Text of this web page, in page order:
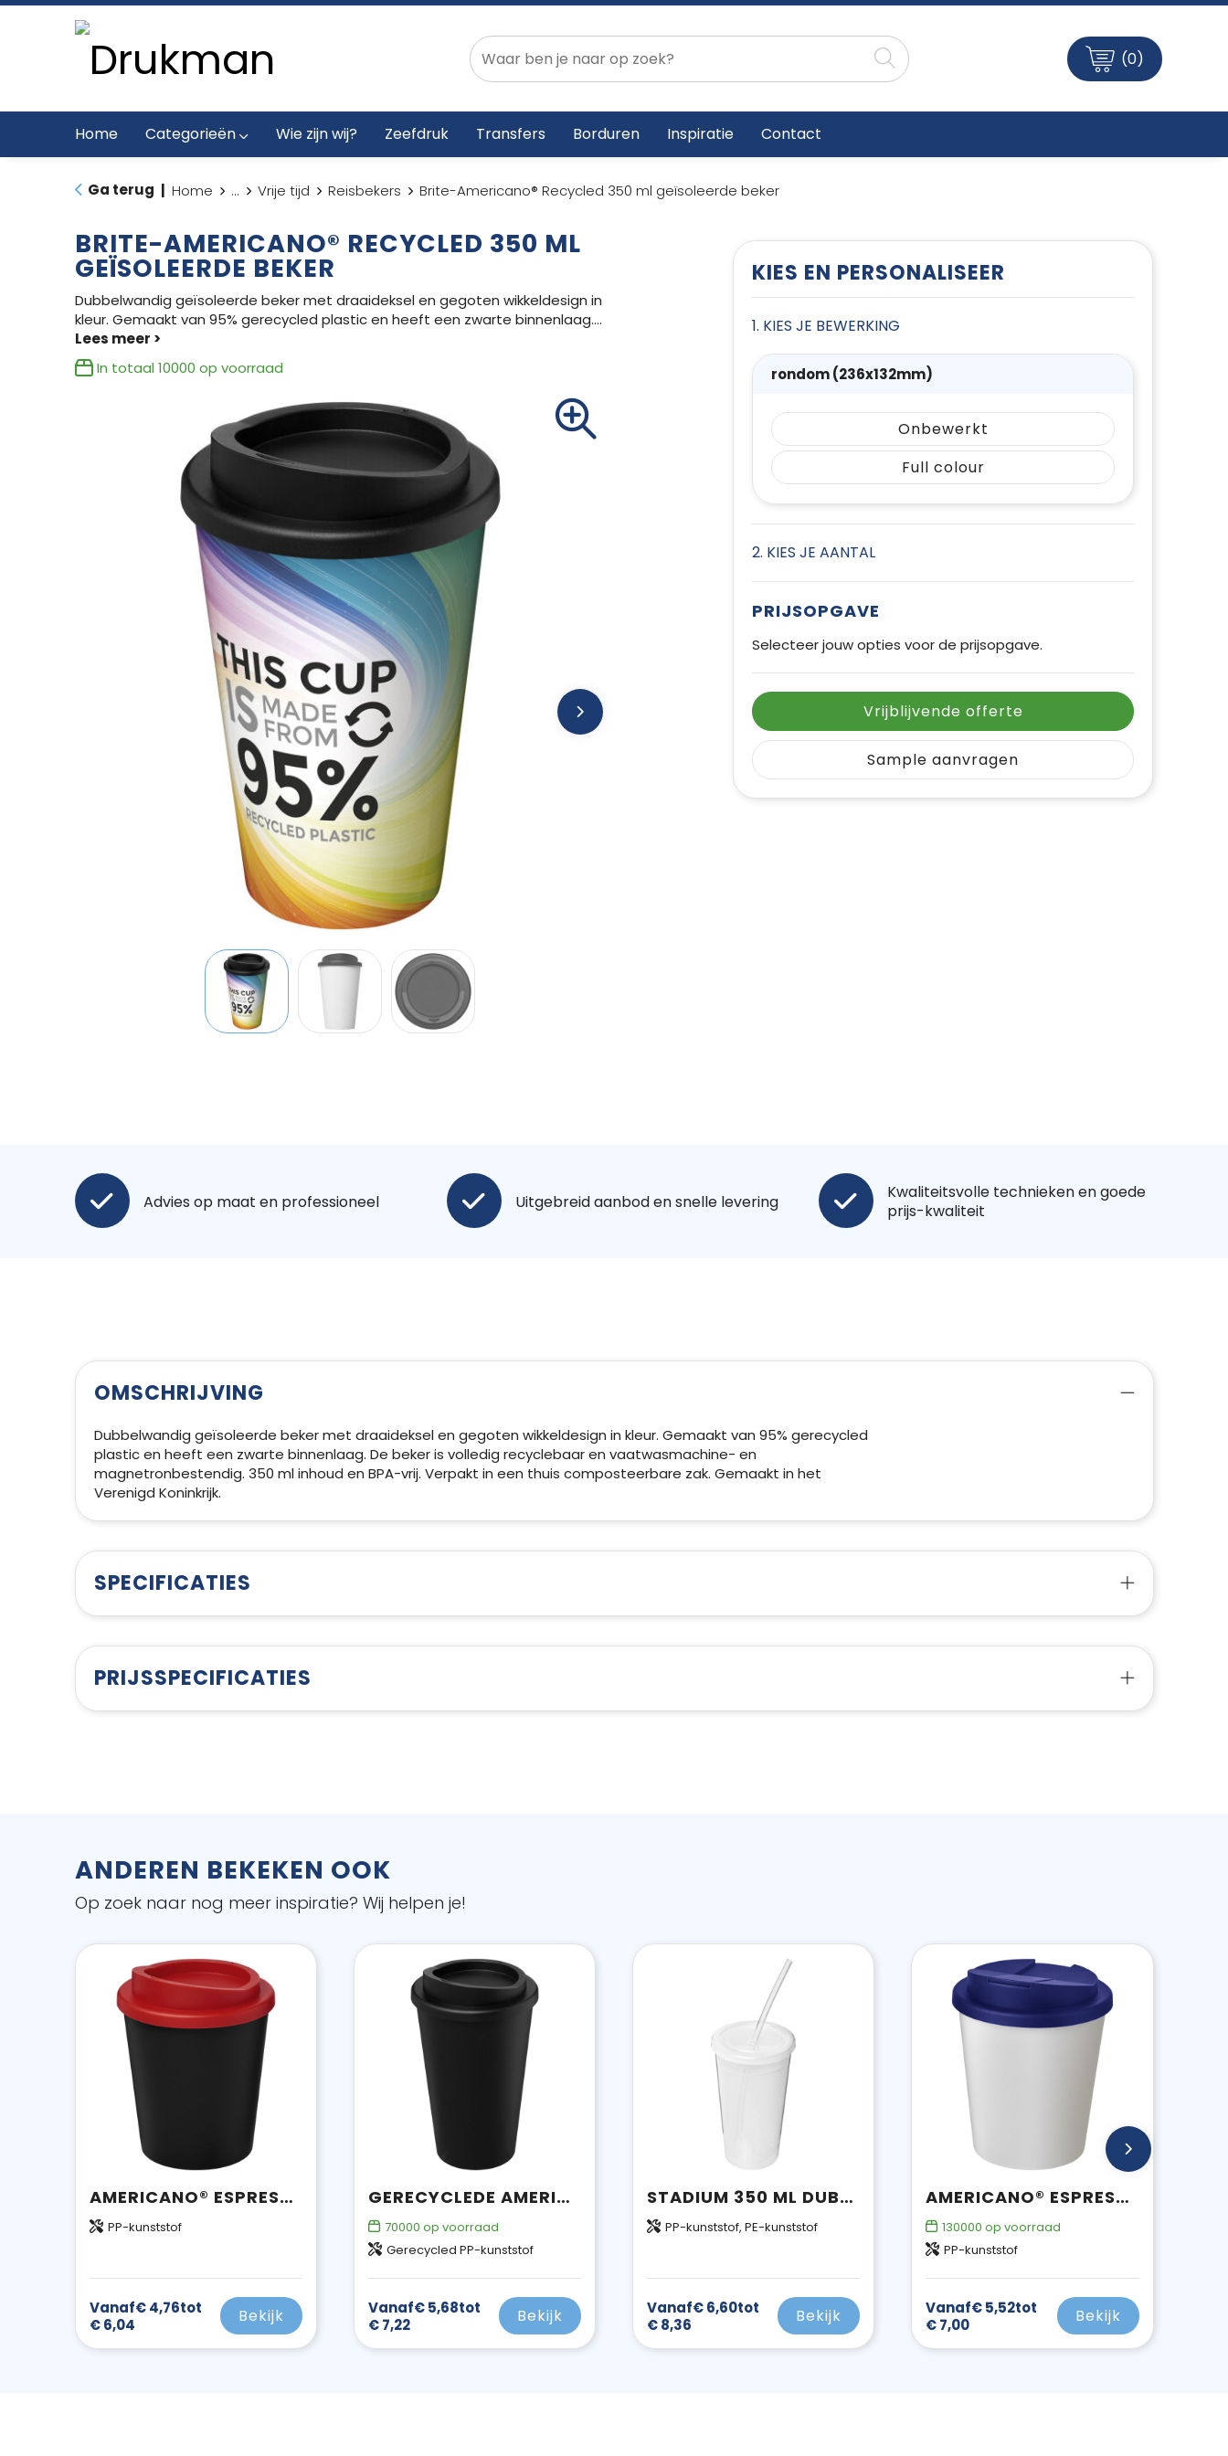
(0)
Home Categorieën Wie zijn wij? Zeefdruk Transfers Borduren Inspiratie Contact
Ga terug Home ... Vrije tijd Reisbekers Brite-Americano® Recycled 350 ml geïsoleerde beker
BRITE-AMERICANO® RECYCLED 350 ML
GEÏSOLEERDE BEKER
Dubbelwandig geïsoleerde beker met draaideksel en gegoten wikkeldesign in
kleur. Gemaakt van 95% gerecycled plastic en heeft een zwarte binnenlaag....
In totaal 10000 op voorraad
KIES EN PERSONALISEER
1. KIES JE BEWERKING
rondom (236x132mm)
Onbewerkt
Full colour
2. KIES JE AANTAL
PRIJSOPGAVE
Selecteer jouw opties voor de prijsopgave.
Vrijblijvende offerte
Sample aanvragen
Advies op maat en professioneel Uitgebreid aanbod en snelle levering
Kwaliteitsvolle technieken en goede
prijs-kwaliteit
OMSCHRIJVING
Dubbelwandig geïsoleerde beker met draaideksel en gegoten wikkeldesign in kleur. Gemaakt van 95% gerecycled
plastic en heeft een zwarte binnenlaag. De beker is volledig recyclebaar en vaatwasmachine- en
magnetronbestendig. 350 ml inhoud en BPA-vrij. Verpakt in een thuis composteerbare zak. Gemaakt in het
Verenigd Koninkrijk.
SPECIFICATIES
PRIJSSPECIFICATIES
ANDEREN BEKEKEN OOK
Op zoek naar nog meer inspiratie? Wij helpen je!
AMERICANO® ESPRESSO 250 ML GEÏSOLEERDE BEKER
PP-kunststof
Vanaf€ 4,76tot
€ 6,04
Bekijk
GERECYCLEDE AMERICANO® 350 ML GEÏSOLEERDE BEKER
70000 op voorraad
Gerecycled PP-kunststof
Vanaf€ 5,68tot
€ 7,22
Bekijk
STADIUM 350 ML DUBBELWANDIGE BEKER
PP-kunststof, PE-kunststof
Vanaf€ 6,60tot
€ 8,36
Bekijk
AMERICANO® ESPRESSO 250 ML GEÏSOLEERDE BEKER
130000 op voorraad
PP-kunststof
Vanaf€ 5,52tot
€ 7,00
Bekijk